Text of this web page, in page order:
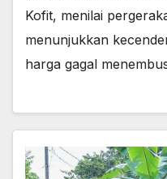
Kofit, menilai
menunjukkan
harga gagal